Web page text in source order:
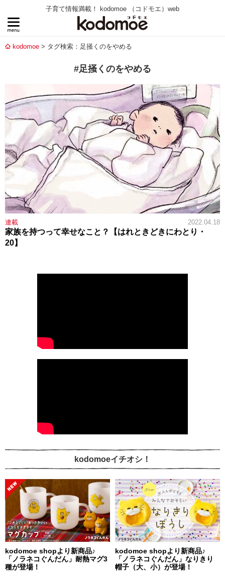
子育て情報満載！ kodomoe （コドモエ）web
kodomoe タグ検索：足掻くのをやめる
#足掻くのをやめる
連載 2022.04.18
家族を持つって幸せなこと？【はれときどきにわとり・
20】
kodomoeイチオシ！
kodomoe shopより新商品♪
「ノラネコぐんだん」耐熱マグ3
種が登場！
kodomoe shopより新商品♪
「ノラネコぐんだん」なりきり
帽子（大、小）が登場！